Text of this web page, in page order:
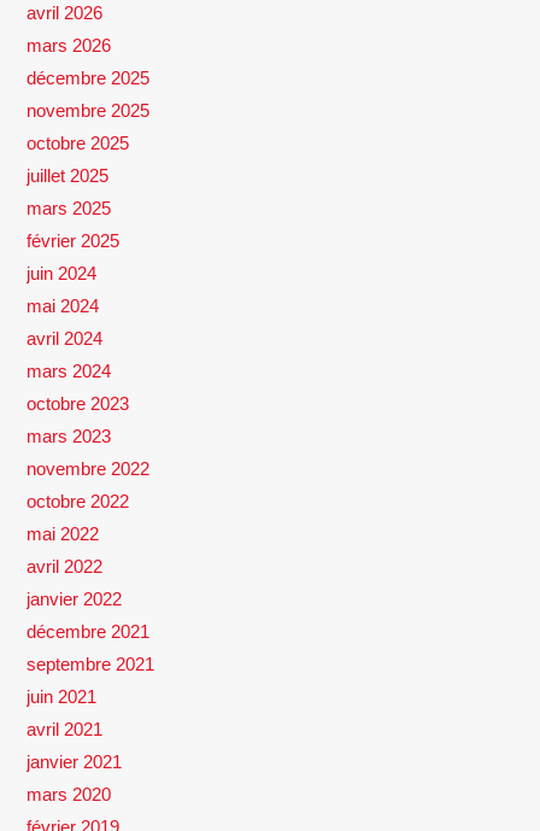
avril 2026
mars 2026
décembre 2025
novembre 2025
octobre 2025
juillet 2025
mars 2025
février 2025
juin 2024
mai 2024
avril 2024
mars 2024
octobre 2023
mars 2023
novembre 2022
octobre 2022
mai 2022
avril 2022
janvier 2022
décembre 2021
septembre 2021
juin 2021
avril 2021
janvier 2021
mars 2020
février 2019